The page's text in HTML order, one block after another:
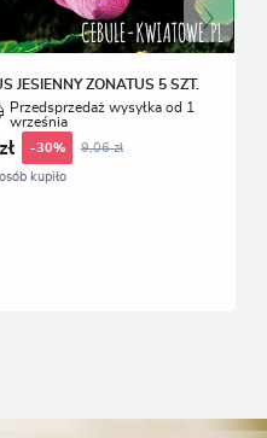
JESIENNY ZONATUS 5 SZT.
Przedsprzedaż wysyłka od 1
września
-30% 9,06 zł
kupiło